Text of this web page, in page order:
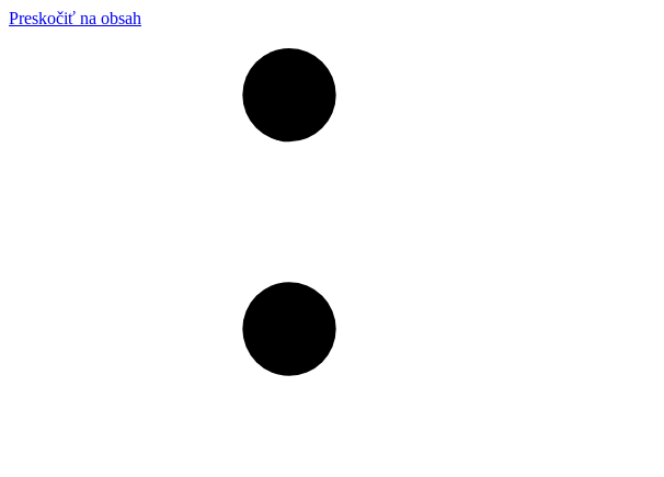
Preskočiť na obsah